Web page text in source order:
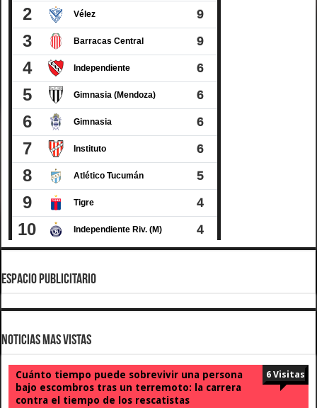
ESPACIO PUBLICITARIO
Noticias Mas Vistas
Cuánto tiempo puede sobrevivir una persona
bajo escombros tras un terremoto: la carrera
contra el tiempo de los rescatistas
6 Visitas